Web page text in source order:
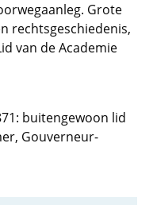
Grote
rechtsgeschiedenis,
van de Academie
buitengewoon lid
Gouverneur-